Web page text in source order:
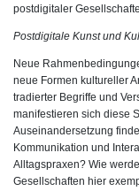
postdigitaler
Postdigitale Kunst und
Neue
neue Formen kultureller
tradierter Begriffe und
manifestieren sich diese
Auseinandersetzung
Kommunikation und
Alltagspraxen? Wie
Gesellschaften hier